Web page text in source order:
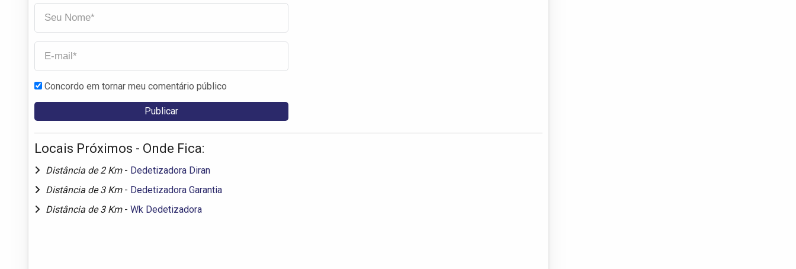
Concordo em tornar meu comentário público
Locais Próximos - Onde Fica:
Distância de 2 Km - Dedetizadora Diran
Distância de 3 Km - Dedetizadora Garantia
Distância de 3 Km - Wk Dedetizadora